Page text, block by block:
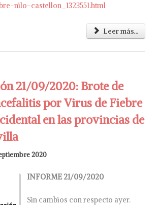
nilo-castellon_1323551.html
Leer más...
21/09/2020: Brote de
por Virus de Fiebre
en las provincias de
2020
INFORME 21/09/2020
Sin cambios con respecto ayer.